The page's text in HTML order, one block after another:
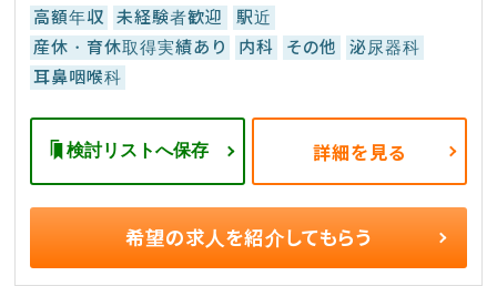
高額年収 未経験者歓迎
駅近
産休・育休取得実績あり
内科 その他
泌尿器科
耳鼻咽喉科
検討リストへ保存 詳細を見る
希望の求人を紹介してもらう